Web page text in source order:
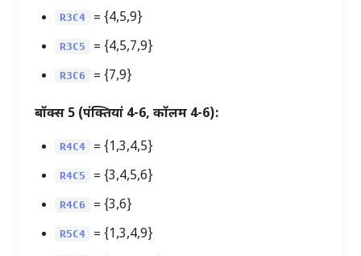
R3C4 = {4,5,9}
R3C5 = {4,5,7,9}
R3C6 = {7,9}
बॉक्स 5 (पंक्तियां 4-6, कॉलम 4-6):
R4C4 = {1,3,4,5}
R4C5 = {3,4,5,6}
R4C6 = {3,6}
R5C4 = {1,3,4,9}